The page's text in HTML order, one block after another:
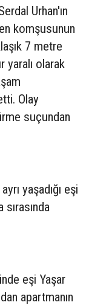
Urhan'ın
komşusunun
7 metre
yaralı olarak
Olay
suçundan
yaşadığı eşi
sırasında
eşi Yaşar
apartmanın